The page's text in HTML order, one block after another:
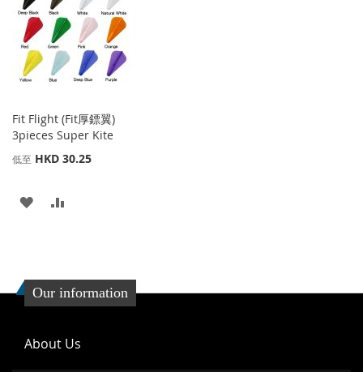
收
藏
夾
比
較
Fit Flight (Fit厚鏢翼)
3pieces Super Kite
低至 HKD 30.25
添
收
夾
比
Our information
About Us